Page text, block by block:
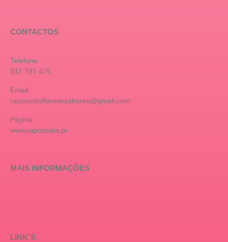
CONTACTOS
Telefone
917 797 475
Email
raposodiafloresesabores@gmail.com
Página
www.raposodia.pt
MAIS INFORMAÇÕES
LINK´S